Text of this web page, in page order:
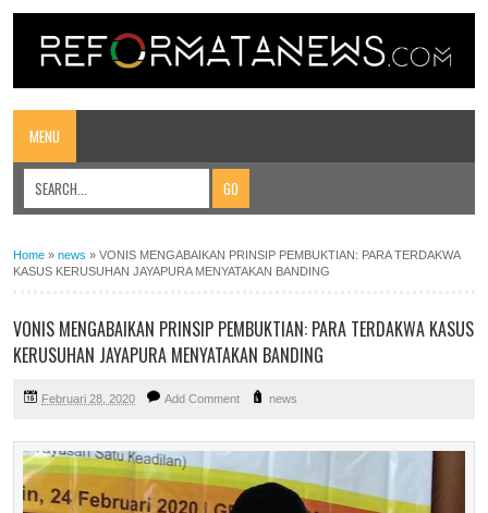
MENU
Home » news » VONIS MENGABAIKAN PRINSIP PEMBUKTIAN: PARA TERDAKWA
KASUS KERUSUHAN JAYAPURA MENYATAKAN BANDING
VONIS MENGABAIKAN PRINSIP PEMBUKTIAN: PARA TERDAKWA KASUS
KERUSUHAN JAYAPURA MENYATAKAN BANDING
Februari 28, 2020 Add Comment news